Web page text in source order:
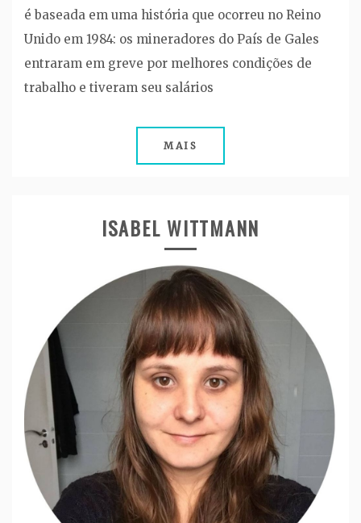
é baseada em uma história que ocorreu no Reino
Unido em 1984: os mineradores do País de Gales
entraram em greve por melhores condições de
trabalho e tiveram seu salários
MAIS
ISABEL WITTMANN